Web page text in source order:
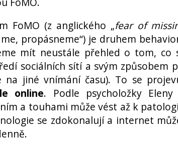
FoMO (z anglického „fear of
propásneme“) je druhem
mít neustále přehled o tom, co
sociálních sítí a svým způsobem
na jiné vnímání času). To se
online. Podle psycholožky
a touhami může vést až k
se zdokonalují a internet